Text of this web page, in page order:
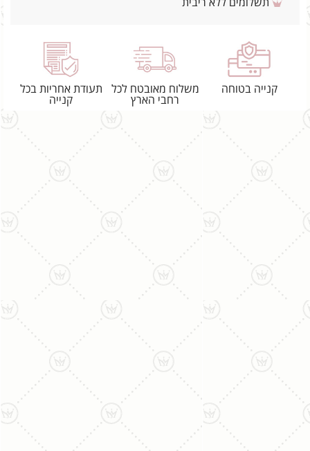
קנייה בטוחה
משלוח מאובטח לכל
רחבי הארץ
תעודת אחריות בכל
קנייה